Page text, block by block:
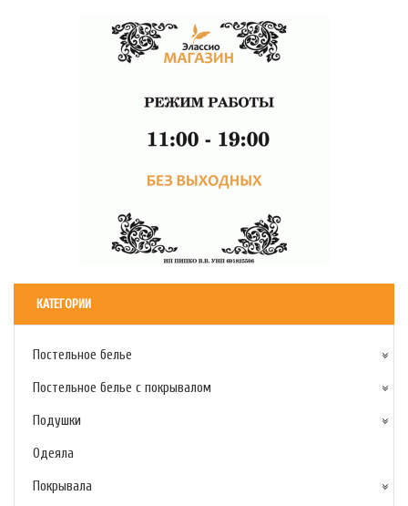
КАТЕГОРИИ
Постельное белье
Постельное белье с покрывалом
Подушки
Одеяла
Покрывала